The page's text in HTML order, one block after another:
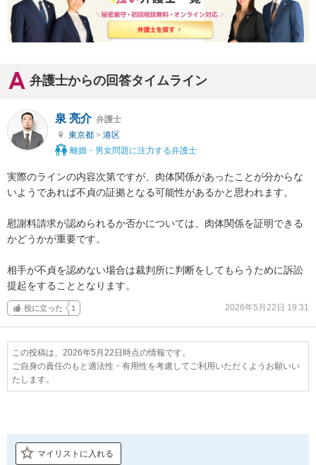
弁護士からの回答タイムライン
泉 亮介 弁護士
東京都 > 港区
離婚・男女問題に注力する弁護士
実際のラインの内容次第ですが、肉体関係があったことが分からな
いようであれば不貞の証拠となる可能性があるかと思われます。
慰謝料請求が認められるか否かについては、肉体関係を証明できる
かどうかが重要です。
相手が不貞を認めない場合は裁判所に判断をしてもらうために訴訟
提起をすることとなります。
役に立った 1 2026年5月22日 19:31
この投稿は、2026年5月22日時点の情報です。
ご自身の責任のもと適法性・有用性を考慮してご利用いただくようお願いい
たします。
マイリストに入れる